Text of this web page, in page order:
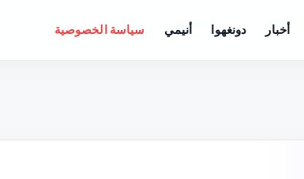
سياسة الخصوصية أنيمي دونغهوا أخبار